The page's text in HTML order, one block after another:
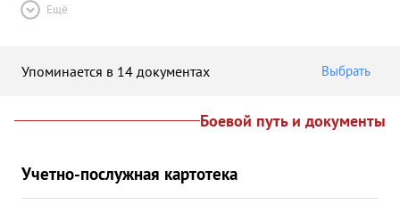
Ещё
Упоминается в 14 документах Выбрать
Боевой путь и документы
Учетно-послужная картотека